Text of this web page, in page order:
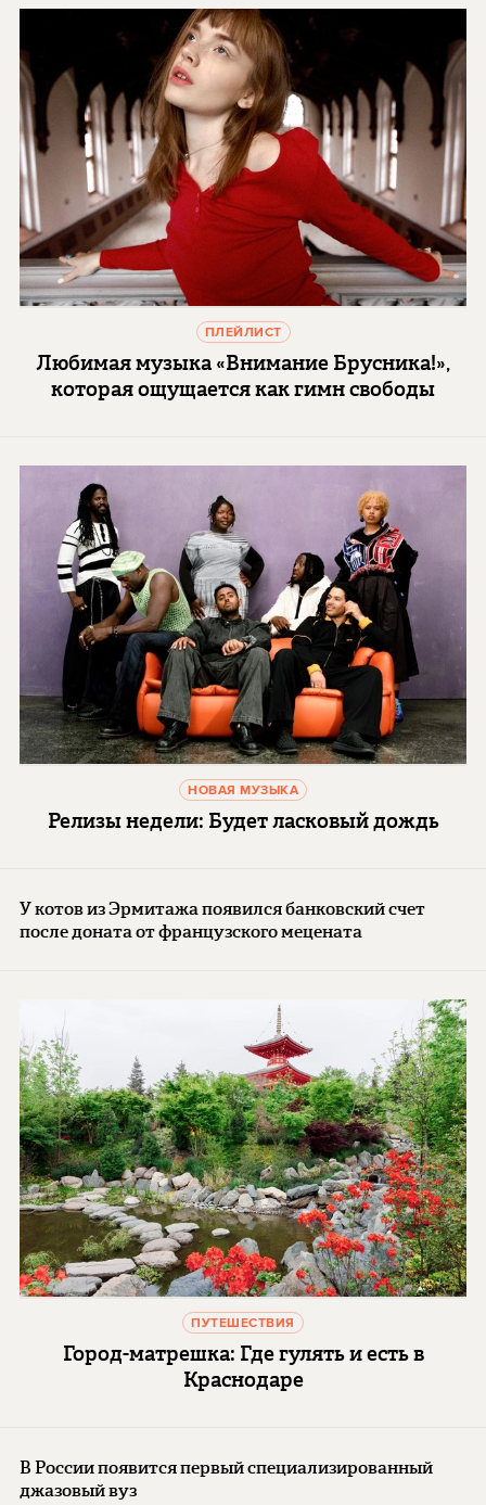
ПЛЕЙЛИСТ
Любимая музыка «Внимание Брусника!»,
которая ощущается как гимн свободы
НОВАЯ МУЗЫКА
Релизы недели: Будет ласковый дождь
У котов из Эрмитажа появился банковский счет
после доната от французского мецената
ПУТЕШЕСТВИЯ
Город-матрешка: Где гулять и есть в
Краснодаре
В России появится первый специализированный
джазовый вуз